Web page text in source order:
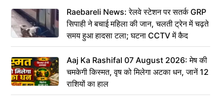
Raebareli News: रेलवे स्टेशन पर सतर्क GRP
सिपाही ने बचाई महिला की जान, चलती ट्रेन में चढ़ते
समय हुआ हादसा टला; घटना CCTV में कैद
Aaj Ka Rashifal 07 August 2026: मेष की
चमकेगी किस्मत, वृष को मिलेगा अटका धन, जानें 12
राशियों का हाल